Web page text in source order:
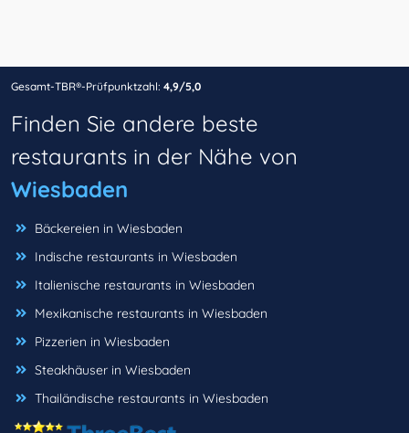
Gesamt-TBR®-Prüfpunktzahl: 4,9/5,0
Finden Sie andere beste
restaurants in der Nähe von
Wiesbaden
Bäckereien in Wiesbaden
Indische restaurants in Wiesbaden
Italienische restaurants in Wiesbaden
Mexikanische restaurants in Wiesbaden
Pizzerien in Wiesbaden
Steakhäuser in Wiesbaden
Thailändische restaurants in Wiesbaden